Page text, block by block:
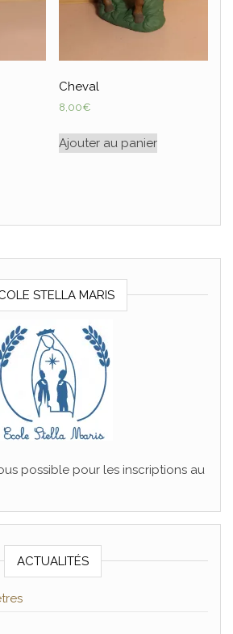
Cheval
8,00€
Ajouter au panier
STELLA MARIS
possible pour les inscriptions au
ACTUALITÉS